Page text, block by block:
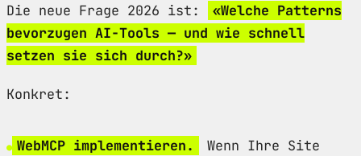
Die neue Frage 2026 ist:
«Welche Patterns
bevorzugen AI-Tools — und wie schnell
setzen sie sich durch?»
Konkret:
WebMCP implementieren.
Wenn Ihre Site